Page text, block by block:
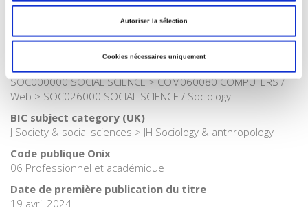
Autoriser la sélection
Cookies nécessaires uniquement
Internet Hierarchy>Société
Catégorie (éditeur)
Internet Hierarchy>Sociologie
BISAC Subject Heading
SOC000000 SOCIAL SCIENCE > COM060080 COMPUTERS /
Web > SOC026000 SOCIAL SCIENCE / Sociology
BIC subject category (UK)
J Society & social sciences > JH Sociology & anthropology
Code publique Onix
06 Professionnel et académique
Date de première publication du titre
19 avril 2024